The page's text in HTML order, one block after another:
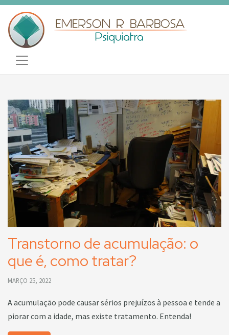
Transtorno de acumulação: o
que é, como tratar?
MARÇO 25, 2022
A acumulação pode causar sérios prejuízos à pessoa e tende a
piorar com a idade, mas existe tratamento. Entenda!